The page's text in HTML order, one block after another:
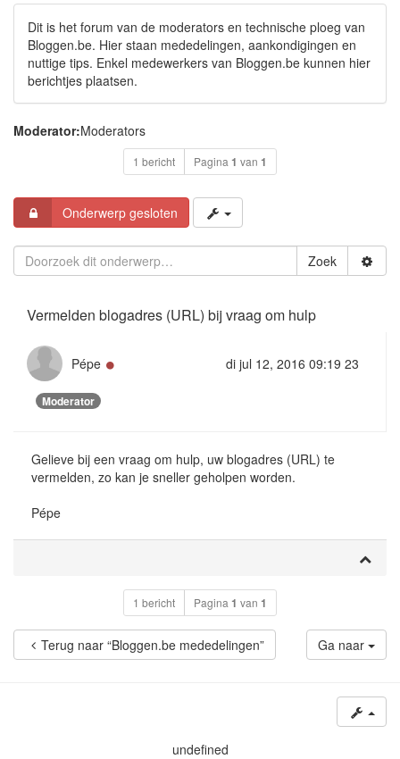
Dit is het forum van de moderators en technische ploeg van
Bloggen.be. Hier staan mededelingen, aankondigingen en
nuttige tips. Enkel medewerkers van Bloggen.be kunnen hier
berichtjes plaatsen.
Moderator:Moderators
1 bericht Pagina 1 van 1
Onderwerp gesloten
Zoek
Vermelden blogadres (URL) bij vraag om hulp
Pépe
Moderator
di jul 12, 2016 09:19 23
Gelieve bij een vraag om hulp, uw blogadres (URL) te
vermelden, zo kan je sneller geholpen worden.
Pépe
1 bericht Pagina 1 van 1
Terug naar “Bloggen.be mededelingen” Ga naar
undefined